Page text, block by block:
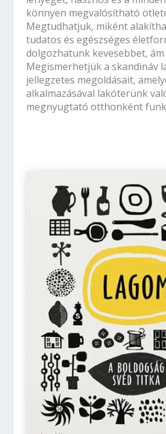
könnyen megvalósítható
Megtudhatjuk, miként
tudatos és egészséges
dolgozhatunk kevesebbet,
Megismerhetjük a skandináv
jellegzetes megoldásait,
alkalmazásával lakóterünk
megnyugtató otthonként